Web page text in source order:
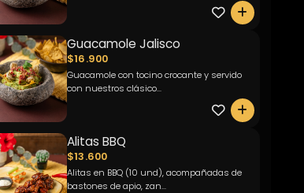
0
Guacamole Jalisco
$16.900
Guacamole con tocino crocante y servido
con nuestros clásico...
0
Alitas BBQ
$13.600
Alitas en BBQ (10 und), acompañadas de
bastones de apio, zan...